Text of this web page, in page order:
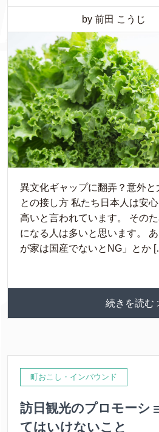
by 前田 こうじ
異文化ギャップに翻弄？意外
との接し方 私たち日本人は安
高いと言われています。 その
になる人は多いと思います。
が家は国産でないとNG」とか
続きを読む
町おこし・インバウンド
訪日観光のプロモーシ
てはいけないこと